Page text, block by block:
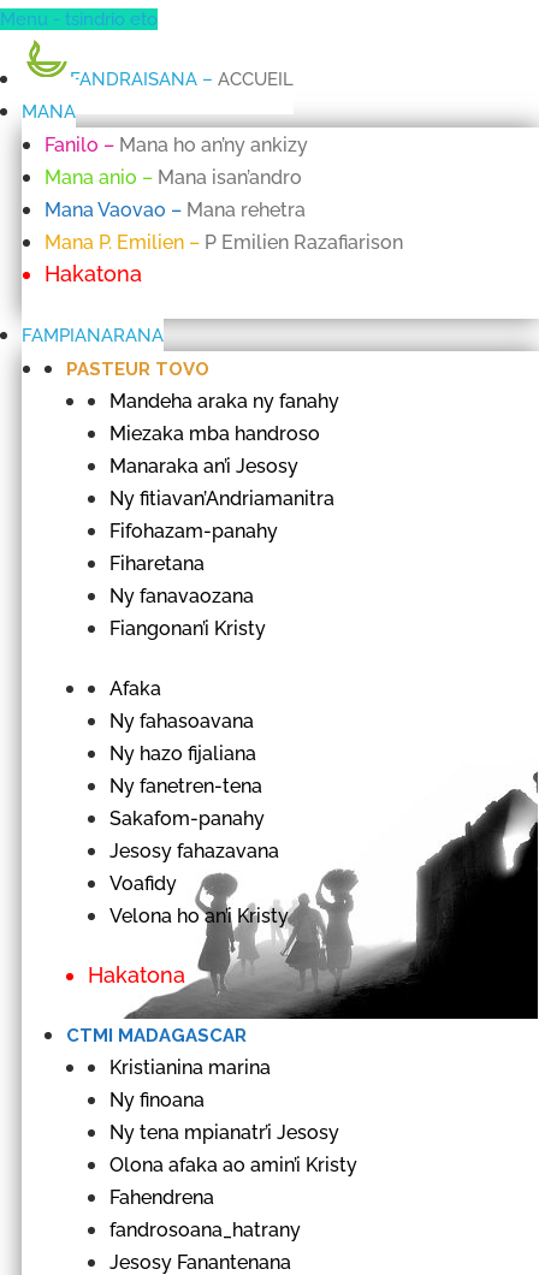
Menu - tsindrio eto
FANDRAISANA – ACCUEIL
MANA
Fanilo – Mana ho an’ny ankizy
Mana anio – Mana isan’andro
Mana Vaovao – Mana rehetra
Mana P. Emilien – P Emilien Razafiarison
Hakatona
FAMPIANARANA
PASTEUR TOVO
Mandeha araka ny fanahy
Miezaka mba handroso
Manaraka an’i Jesosy
Ny fitiavan’Andriamanitra
Fifohazam-panahy
Fiharetana
Ny fanavaozana
Fiangonan’i Kristy
Afaka
Ny fahasoavana
Ny hazo fijaliana
Ny fanetren-tena
Sakafom-panahy
Jesosy fahazavana
Voafidy
Velona ho an’i Kristy
Hakatona
CTMI MADAGASCAR
Kristianina marina
Ny finoana
Ny tena mpianatr’i Jesosy
Olona afaka ao amin’i Kristy
Fahendrena
fandrosoana_hatrany
Jesosy Fanantenana